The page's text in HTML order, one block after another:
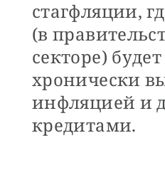
стагфляции,
(в
секторе)
хронически
инфляцией и
кредитами.